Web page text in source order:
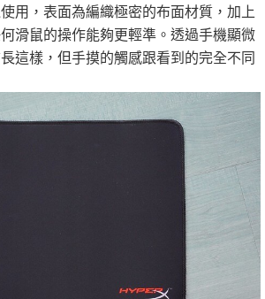
用，表面為編織極密的布面材質，加上
滑鼠的操作能夠更輕準。透過手機顯微
這樣，但手摸的觸感跟看到的完全不同